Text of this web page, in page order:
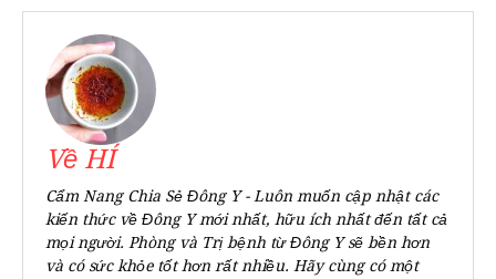
Về HÍ
Cẩm Nang Chia Sẻ Đông Y - Luôn muốn cập nhật các
kiến thức về Đông Y mới nhất, hữu ích nhất đến tất cả
mọi người. Phòng và Trị bệnh từ Đông Y sẽ bền hơn
và có sức khỏe tốt hơn rất nhiều. Hãy cùng có một